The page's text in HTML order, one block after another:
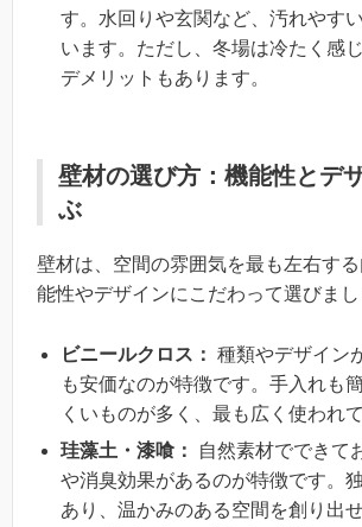
す。水回りや玄関など、汚れやす
います。ただし、冬場は冷たく感
デメリットもあります。
壁材の選び方：機能性とデ
ぶ
壁材は、空間の雰囲気を最も左右す
能性やデザインにこだわって選びまし
ビニールクロス： 種類やデザイン
も安価なのが特徴です。手入れも
くいものが多く、最も広く使われて
珪藻土・漆喰：
自然素材でできて
や消臭効果があるのが特徴です。
あり、温かみのある空間を創り出